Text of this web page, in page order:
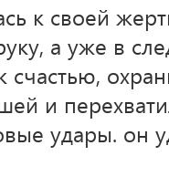
к своей
а уже в
и
удары. он